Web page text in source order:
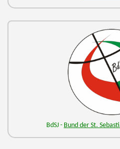
BdSJ - Bund der St.